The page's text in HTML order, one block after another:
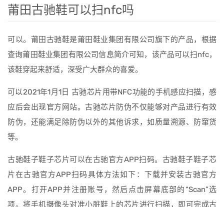
莆田古驰鞋可以扫nfc吗
可以。莆田古驰鞋是莆田鞋业集团有限公司旗下的产品，根据
查询莆田鞋业集团有限公司信息简介可知，该产品可以扫nfc，
该鞋穿起来舒适，深受广大群众的喜爱。
可以2021年1月1日 古驰芯片用带NFC功能的手机感应扫描，感
应后会出现官方网站。古驰芯片防伪不仅能够对产品进行有效
防伪，还能满足除防伪以外的其他诉求，如质量溯源、防窜货
等。
古驰鞋子鞋子芯片可以在古驰官方APP扫码。古驰鞋子鞋子芯
片在古驰官方APP扫码具体方法如下：下载并安装古驰官方
APP。打开APP并注册账号，然后点击屏幕底部的“Scan”选
项。将手机摄像头对准小脏鞋上的芯片进行扫描，即可完成古